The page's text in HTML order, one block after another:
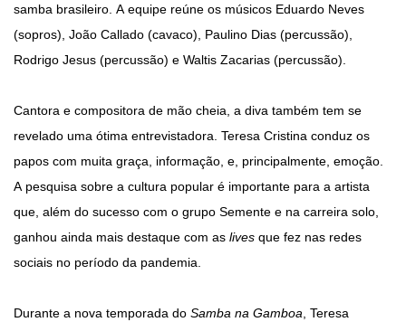
samba brasileiro. A equipe reúne os músicos Eduardo Neves
(sopros), João Callado (cavaco), Paulino Dias (percussão),
Rodrigo Jesus (percussão) e Waltis Zacarias (percussão).
Cantora e compositora de mão cheia, a diva também tem se
revelado uma ótima entrevistadora. Teresa Cristina conduz os
papos com muita graça, informação, e, principalmente, emoção.
A pesquisa sobre a cultura popular é importante para a artista
que, além do sucesso com o grupo Semente e na carreira solo,
ganhou ainda mais destaque com as lives que fez nas redes
sociais no período da pandemia.
Durante a nova temporada do Samba na Gamboa, Teresa